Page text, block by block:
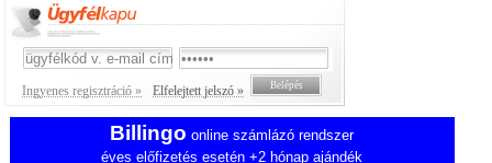
Ingyenes regisztráció » Elfelejtett jelszó »
Billingo online számlázó rendszer
éves előfizetés esetén +2 hónap ajándék